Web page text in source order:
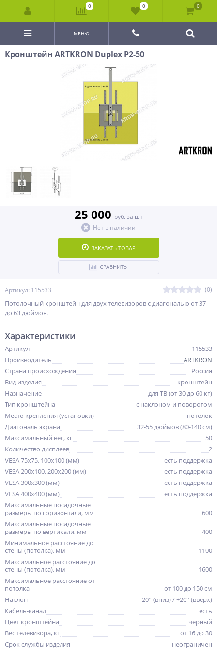
МЕНЮ
Кронштейн ARTKRON Duplex P2-50
Артикул: 115533 (0)
Потолочный кронштейн для двух телевизоров с диагональю от 37
до 63 дюймов.
25 000 руб. за шт
Нет в наличии
ЗАКАЗАТЬ ТОВАР
СРАВНИТЬ
Характеристики
Артикул
115533
Производитель
ARTKRON
Страна происхождения
Россия
Вид изделия
кронштейн
Назначение
для ТВ (от 30 до 60 кг)
Тип кронштейна
с наклоном и поворотом
Место крепления (установки)
потолок
Диагональ экрана
32-55 дюймов (80-140 см)
Максимальный вес, кг
50
Количество дисплеев
2
VESA 75x75, 100x100 (мм)
есть поддержка
VESA 200x100, 200x200 (мм)
есть поддержка
VESA 300x300 (мм)
есть поддержка
VESA 400x400 (мм)
есть поддержка
Максимальные посадочные
размеры по горизонтали, мм
600
Максимальные посадочные
размеры по вертикали, мм
400
Минимальное расстояние до
стены (потолка), мм
1100
Максимальное расстояние до
стены (потолка), мм
1600
Максимальное расстояние от
потолка
от 100 до 150 см
Наклон
-20° (вниз) / +20° (вверх)
Кабель-канал
есть
Цвет кронштейна
чёрный
Вес телевизора, кг
от 16 до 30
Срок службы изделия
неограничен
0 0 0